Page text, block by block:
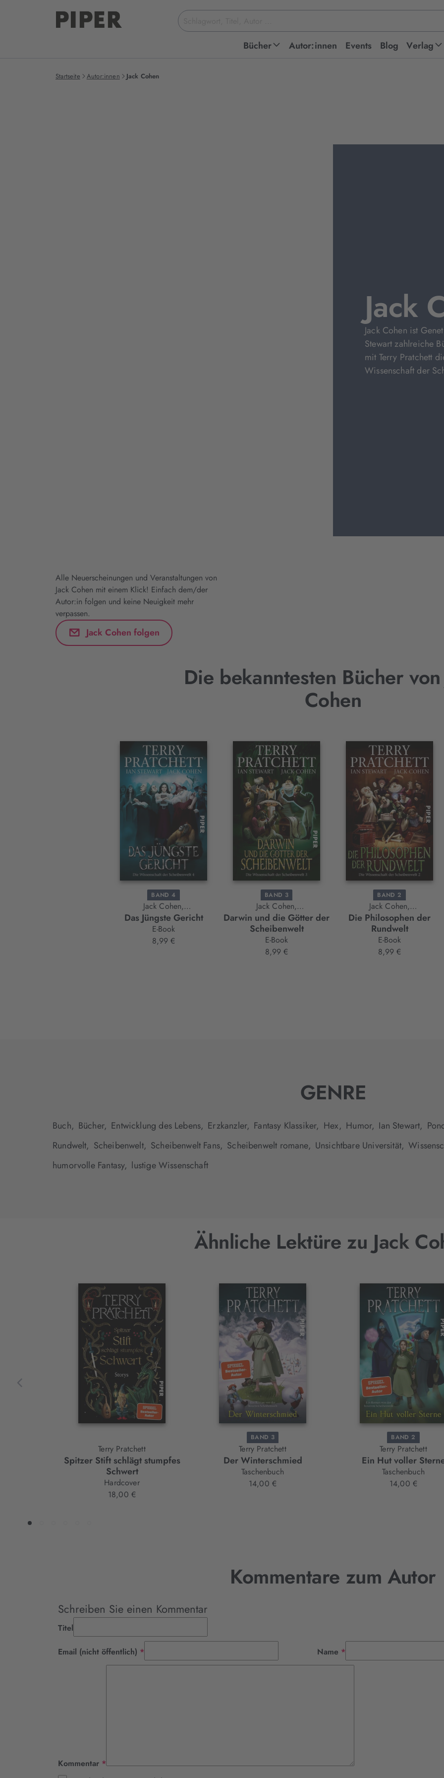
Suchbegriff
eingeben
Bücher Autor:innen Events Blog Verlag
Startseite Autor:innen Jack Cohen
Jack
Jack Cohen ist
Stewart zahlreiche
mit Terry Pratchett
Wissenschaft der
Alle Neuerscheinungen und Veranstaltungen von
Jack Cohen mit einem Klick! Einfach dem/der
Autor:in folgen und keine Neuigkeit mehr
verpassen.
Jack Cohen folgen
Die bekanntesten Bücher von
Cohen
Interaktives
Element
BAND 4
Jack Cohen,
Terry Pratchett,
Ian Stewart
Das Jüngste Gericht
E-Book
8,99 €
BAND 3
Jack Cohen,
Terry Pratchett,
Ian Stewart
Darwin und die Götter der
Scheibenwelt
E-Book
8,99 €
BAND 2
Jack Cohen,
Terry Pratchett,
Ian Stewart
Die Philosophen der
Rundwelt
E-Book
8,99 €
GENRE
Buch, Bücher, Entwicklung des Lebens, Erzkanzler, Fantasy Klassiker, Hex, Humor, Ian Stewart,
Rundwelt, Scheibenwelt, Scheibenwelt Fans, Scheibenwelt romane, Unsichtbare Universität,
humorvolle Fantasy, lustige Wissenschaft
Ähnliche Lektüre zu Jack
Interaktives
Terry Pratchett
Spitzer Stift schlägt stumpfes
Schwert
Hardcover
18,00 €
BAND 3
Terry Pratchett
Der Winterschmied
Taschenbuch
14,00 €
BAND 2
Terry Pratchett
Ein Hut voller
Taschenbuch
14,00 €
Kommentare zum Autor
Schreiben Sie einen Kommentar
Titel
Email (nicht öffentlich) * Name *Pflichtfeld
Kommentar *Pflichtfeld